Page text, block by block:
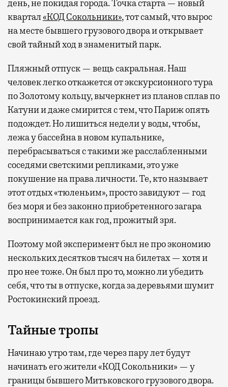
день, не покидая города. Точка старта — новый
квартал«КОД Сокольники», тот самый, что вырос
на месте бывшего грузового двора и открывает
свой тайный ход в знаменитый парк.
Пляжный отпуск — вещь сакральная. Наш
человек легко откажется от экскурсионного тура
по Золотому кольцу, вычеркнет из планов сплав по
Катуни и даже смирится с тем, что Париж опять
подождет. Но лишиться недели у воды, чтобы,
лежа у бассейна в новом купальнике,
перебрасываться с такими же расслабленными
соседями светскими репликами, это уже
покушение на права личности. Те, кто называет
этот отдых «тюленьим», просто завидуют — год
без моря и без законно приобретенного загара
воспринимается как год, прожитый зря.
Поэтому мой эксперимент был не про экономию
нескольких десятков тысяч на билетах — хотя и
про нее тоже. Он был про то, можно ли убедить
себя, что ты в отпуске, когда за деревьями шумит
Ростокинский проезд.
Тайные тропы
Начинаю утро там, где через пару лет будут
начинать его жители «КОД Сокольники» — у
границы бывшего Митьковского грузового двора.